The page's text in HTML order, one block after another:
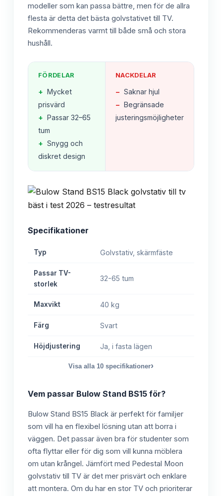
modeller som kan passa bättre, men för de allra
flesta är detta det bästa golvstativet till TV.
Rekommenderas varmt till både små och stora
hushåll.
FÖRDELAR
+ Mycket
prisvärd
+ Passar 32–65
tum
+ Snygg och
diskret design
NACKDELAR
− Saknar hjul
− Begränsade
justeringsmöjligheter
Specifikationer
Typ Golvstativ, skärmfäste
Passar TV-
storlek
32-65 tum
Maxvikt 40 kg
Färg Svart
Höjdjustering Ja, i fasta lägen
Visa alla 10 specifikationer›
Vem passar Bulow Stand BS15 för?
Bulow Stand BS15 Black är perfekt för familjer
som vill ha en flexibel lösning utan att borra i
väggen. Det passar även bra för studenter som
ofta flyttar eller för dig som vill kunna möblera
om utan krångel. Jämfört med Pedestal Moon
golvstativ till TV är det mer prisvärt och enklare
att montera. Om du har en stor TV och prioriterar